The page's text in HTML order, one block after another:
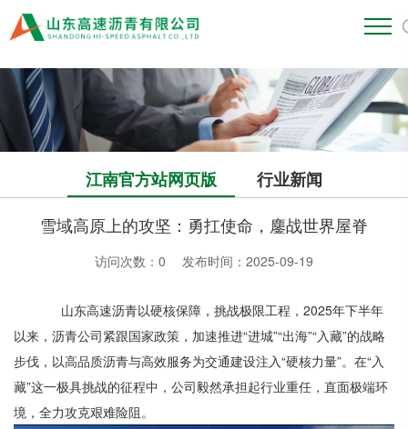
江南官方站网页版
行业新闻
雪域高原上的攻坚：勇扛使命，鏖战世界屋脊
访问次数： 0 发布时间：2025-09-19
山东高速沥青以硬核保障，挑战极限工程，2025年下半年
以来，沥青公司紧跟国家政策，加速推进“进城”“出海”“入藏”的战略
步伐，以高品质沥青与高效服务为交通建设注入“硬核力量”。在“入
藏”这一极具挑战的征程中，公司毅然承担起行业重任，直面极端环
境，全力攻克艰难险阻。